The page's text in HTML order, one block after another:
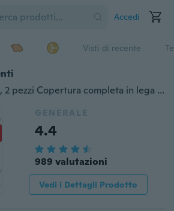
Accedi
Visti di recente
Vetro temperato 3D, 2 pezzi Copertura completa in lega di titanio iPhone 6 6s Plus 7 7Plus 8 8Plus X Proteggi schermo per telefono Apple
GENERALE
4.4
989 valutazioni
Vedi i Dettagli Prodotto